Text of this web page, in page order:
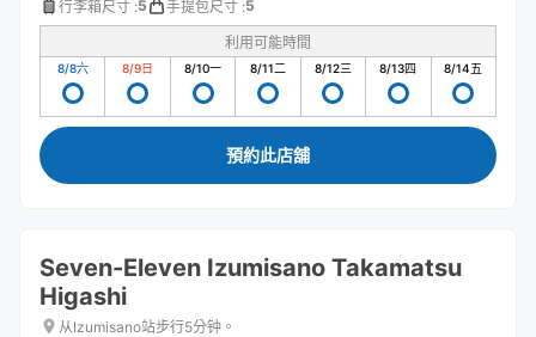
行李箱尺寸 :5 手提包尺寸 :5
利用可能時間
8/8六 8/9日 8/10一 8/11二 8/12三 8/13四 8/14五
預約此店舖
Seven-Eleven Izumisano Takamatsu
Higashi
从Izumisano站步行5分钟。